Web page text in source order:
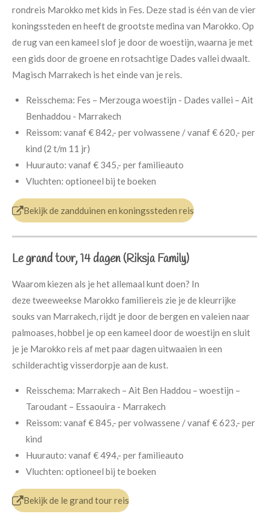
rondreis Marokko met kids in Fes. Deze stad is één van de vier
koningssteden en heeft de grootste medina van Marokko. Op
de rug van een kameel slof je door de woestijn, waarna je met
een gids door de groene en rotsachtige Dades vallei dwaalt.
Magisch Marrakech is het einde van je reis.
Reisschema: Fes – Merzouga woestijn - Dades vallei – Ait
Benhaddou - Marrakech
Reissom: vanaf € 842,- per volwassene /vanaf € 620,- per
kind (2 t/m 11 jr)
Huurauto: vanaf € 345,- per familieauto
Vluchten: optioneel bij te boeken
Bekijk de zandduinen en koningssteden reis
Le grand tour, 14 dagen (Riksja Family)
Waarom kiezen als je het allemaal kunt doen? In
deze tweeweekse Marokko familiereis zie je de kleurrijke
souks van Marrakech, rijdt je door de bergen en valeien naar
palmoases, hobbel je op een kameel door de woestijn en sluit
je je Marokko reis af met paar dagen uitwaaien in een
schilderachtig visserdorpje aan de kust.
Reisschema: Marrakech – Ait Ben Haddou – woestijn –
Taroudant – Essaouira - Marrakech
Reissom: vanaf € 845,- per volwassene /vanaf € 623,- per
kind
Huurauto: vanaf € 494,- per familieauto
Vluchten: optioneel bij te boeken
Bekijk de le grand tour reis